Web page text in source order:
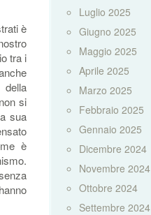
è
tra i
si
sua
è
Luglio 2025
Giugno 2025
Maggio 2025
Aprile 2025
Marzo 2025
Febbraio 2025
Gennaio 2025
Dicembre 2024
Novembre 2024
Ottobre 2024
Settembre 2024